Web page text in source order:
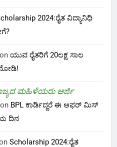
2024:ರೈತ ವಿದ್ಯಾನಿಧಿ
on ಯುವ ರೈತರಿಗೆ 20ಲಕ್ಷ ಸಾಲ
ಮಹಿಳೆಯರು ಅರ್ಜಿ
BPL ಕಾರ್ಡಿದ್ದರೆ ಈ ಆಫರ್ ಮಿಸ್
ದಿನ
Scholarship 2024:ರೈತ